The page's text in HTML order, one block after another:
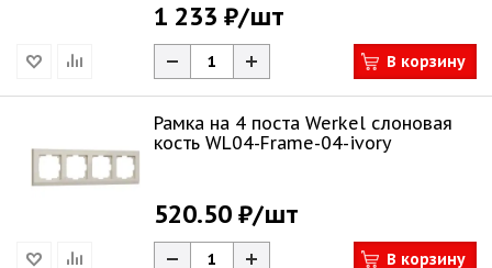
1 233 ₽/шт
В корзину
Рамка на 4 поста Werkel слоновая
кость WL04-Frame-04-ivory
520.50 ₽/шт
В корзину